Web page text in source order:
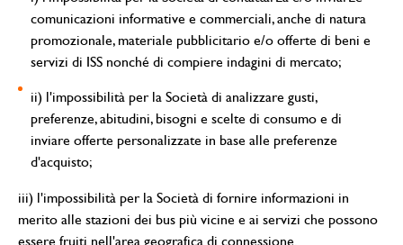
comunicazioni informative e commerciali, anche di natura
promozionale, materiale pubblicitario e/o offerte di beni e
servizi di ISS nonché di compiere indagini di mercato;
ii) l'impossibilità per la Società di analizzare gusti,
preferenze, abitudini, bisogni e scelte di consumo e di
inviare offerte personalizzate in base alle preferenze
d'acquisto;
iii) l'impossibilità per la Società di fornire informazioni in
merito alle stazioni dei bus più vicine e ai servizi che possono
essere fruiti nell'area geografica di connessione.